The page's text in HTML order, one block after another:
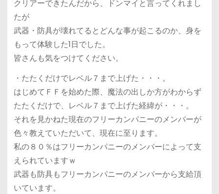
クリアーできたんだから、ドンマイと言ってくれまし
たが
武器・防具が壊れてるとどんな事が起こるのか、身を
もって体験した1日でした。
皆さんも気をつけてください。
・たたくだけでレベル７まで上げた・・・。
はじめてＦＦを始めた際、魔法の出しか方がわからず
たたくだけで、レベル７まで上げた経緯が・・・。
それを見かねた現在のフリーカンパニーのメンバーが
色々教えていただいて、現在に至ります。
私の８０％はフリーカンパニーのメンバーによって支
えられていますｗ
武器も防具もフリーカンパニーのメンバーから支給頂
いています。